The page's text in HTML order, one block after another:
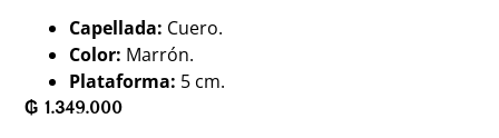
Capellada: Cuero.
Color: Marrón.
Plataforma: 5 cm.
₲ 1.349.000